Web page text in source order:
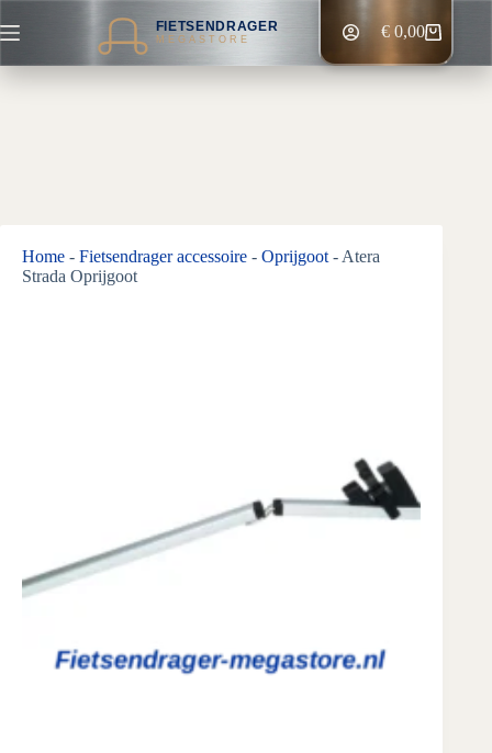
naar
inhoud
FIETSENDRAGER
MEGASTORE Winkelwagen
€0,00
Home - Fietsendrager accessoire - Oprijgoot - Atera
Strada Oprijgoot